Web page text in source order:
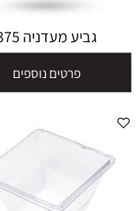
גביע מעדניה 375
פרטים נוספים